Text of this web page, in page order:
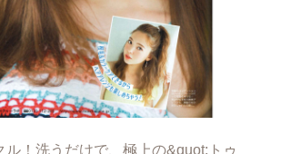
ル！洗うだけで、極上の&quot;トゥ